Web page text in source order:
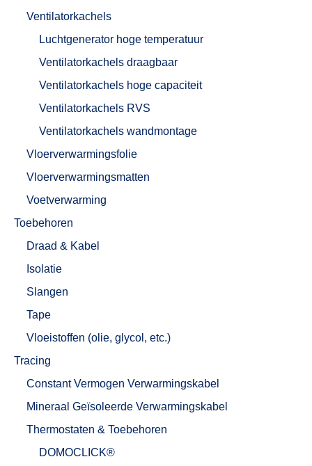
Ventilatorkachels
Luchtgenerator hoge temperatuur
Ventilatorkachels draagbaar
Ventilatorkachels hoge capaciteit
Ventilatorkachels RVS
Ventilatorkachels wandmontage
Vloerverwarmingsfolie
Vloerverwarmingsmatten
Voetverwarming
Toebehoren
Draad & Kabel
Isolatie
Slangen
Tape
Vloeistoffen (olie, glycol, etc.)
Tracing
Constant Vermogen Verwarmingskabel
Mineraal Geïsoleerde Verwarmingskabel
Thermostaten & Toebehoren
DOMOCLICK®